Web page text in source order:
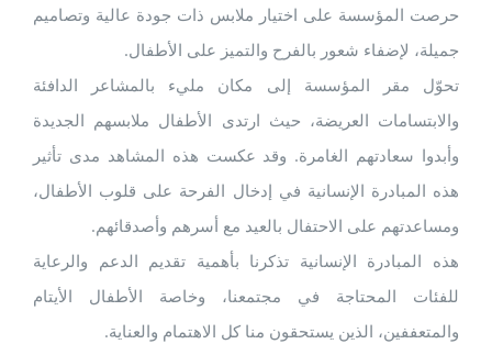
حرصت المؤسسة على اختيار ملابس ذات جودة عالية وتصاميم
جميلة، لإضفاء شعور بالفرح والتميز على الأطفال.
تحوّل مقر المؤسسة إلى مكان مليء بالمشاعر الدافئة
والابتسامات العريضة، حيث ارتدى الأطفال ملابسهم الجديدة
وأبدوا سعادتهم الغامرة. وقد عكست هذه المشاهد مدى تأثير
هذه المبادرة الإنسانية في إدخال الفرحة على قلوب الأطفال،
ومساعدتهم على الاحتفال بالعيد مع أسرهم وأصدقائهم.
هذه المبادرة الإنسانية تذكرنا بأهمية تقديم الدعم والرعاية
للفئات المحتاجة في مجتمعنا، وخاصة الأطفال الأيتام
والمتعففين، الذين يستحقون منا كل الاهتمام والعناية.